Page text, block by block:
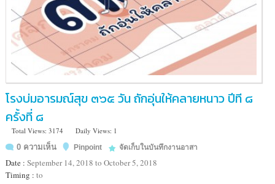
โรงบ่มอารมณ์สุข ๓๖๕ วัน ถักอุ่นให้คลายหนาว ปีที ๘
ครั้งที่ ๘
Total Views: 3174
Daily Views: 1
0 ความเห็น
Pinpoint จัดเก็บในบันทึกงานอาสา
Date : September 14, 2018 to October 5, 2018
Timing : to